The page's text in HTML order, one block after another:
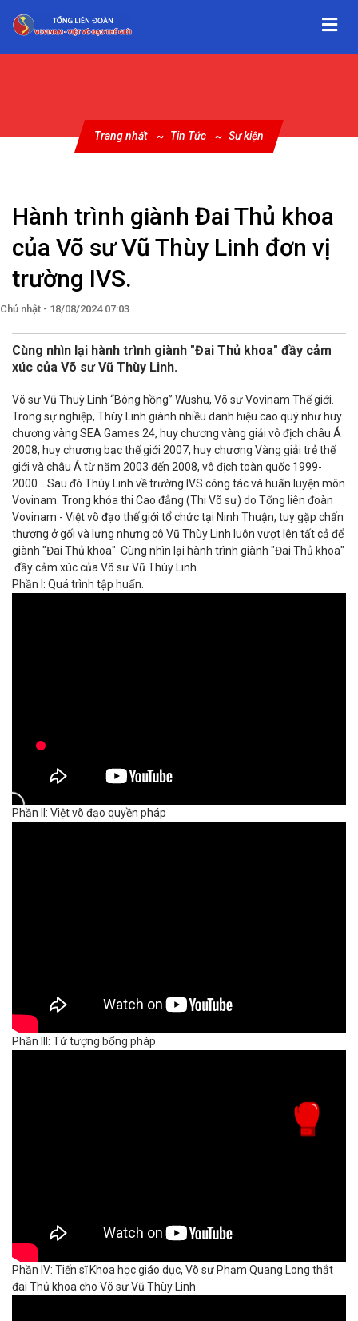
Trang nhất Tin Tức Sự kiện
Hành trình giành Đai Thủ khoa
của Võ sư Vũ Thùy Linh đơn vị
trường IVS.
Chủ nhật - 18/08/2024 07:03
Cùng nhìn lại hành trình giành "Đai Thủ khoa" đầy cảm
xúc của Võ sư Vũ Thùy Linh.
Võ sư Vũ Thuỳ Linh “Bông hồng” Wushu, Võ sư Vovinam Thế giới.
Trong sự nghiệp, Thùy Linh giành nhiều danh hiệu cao quý như huy
chương vàng SEA Games 24, huy chương vàng giải vô địch châu Á
2008, huy chương bạc thế giới 2007, huy chương Vàng giải trẻ thế
giới và châu Á từ năm 2003 đến 2008, vô địch toàn quốc 1999-
2000... Sau đó Thùy Linh về trường IVS công tác và huấn luyện môn
Vovinam. Trong khóa thi Cao đẳng (Thi Võ sư) do Tổng liên đoàn
Vovinam - Việt võ đạo thế giới tổ chức tại Ninh Thuận, tuy gặp chấn
thương ở gối và lưng nhưng cô Vũ Thùy Linh luôn vượt lên tất cả để
giành "Đai Thủ khoa" Cùng nhìn lại hành trình giành "Đai Thủ khoa"
đầy cảm xúc của Võ sư Vũ Thùy Linh.
Phần I: Quá trình tập huấn.
Phần II: Việt võ đạo quyền pháp
Phần III: Tứ tượng bổng pháp
Phần IV: Tiến sĩ Khoa học giáo dục, Võ sư Phạm Quang Long thắt
đai Thủ khoa cho Võ sư Vũ Thùy Linh